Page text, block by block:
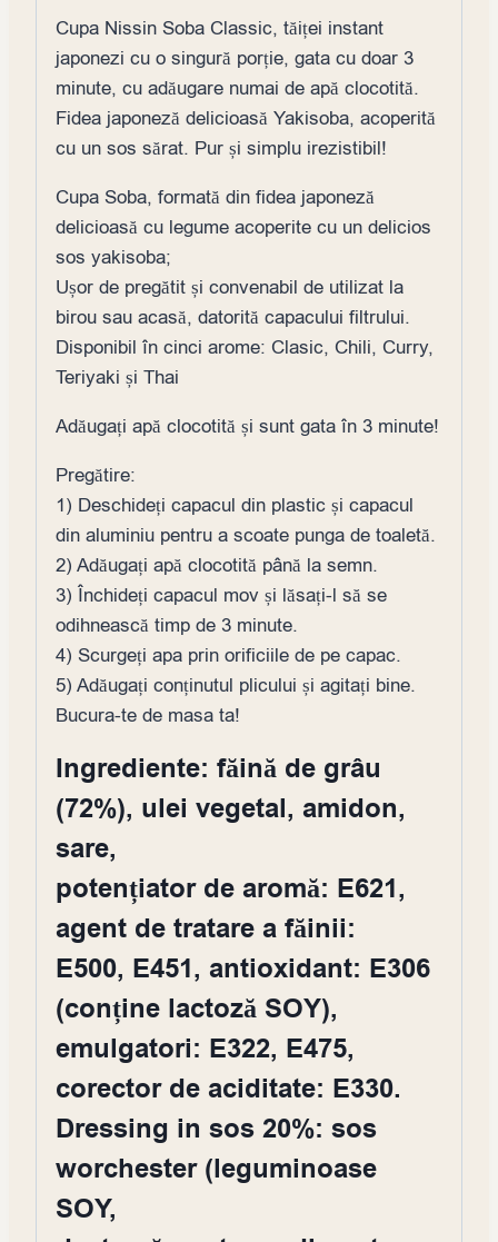
Cupa Nissin Soba Classic, tăiței instant
japonezi cu o singură porție, gata cu doar 3
minute, cu adăugare numai de apă clocotită.
Fidea japoneză delicioasă Yakisoba, acoperită
cu un sos sărat. Pur și simplu irezistibil!
Cupa Soba, formată din fidea japoneză
delicioasă cu legume acoperite cu un delicios
sos yakisoba;
Ușor de pregătit și convenabil de utilizat la
birou sau acasă, datorită capacului filtrului.
Disponibil în cinci arome: Clasic, Chili, Curry,
Teriyaki și Thai
Adăugați apă clocotită și sunt gata în 3 minute!
Pregătire:
1) Deschideți capacul din plastic și capacul
din aluminiu pentru a scoate punga de toaletă.
2) Adăugați apă clocotită până la semn.
3) Închideți capacul mov și lăsați-l să se
odihnească timp de 3 minute.
4) Scurgeți apa prin orificiile de pe capac.
5) Adăugați conținutul plicului și agitați bine.
Bucura-te de masa ta!
Ingrediente: făină de grâu
(72%), ulei vegetal, amidon,
sare,
potențiator de aromă: E621,
agent de tratare a făinii:
E500, E451, antioxidant: E306
(conține lactoză SOY),
emulgatori: E322, E475,
corector de aciditate: E330.
Dressing in sos 20%: sos
worchester (leguminoase
SOY,